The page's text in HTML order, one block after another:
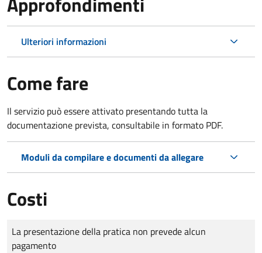
Ulteriori informazioni
Come fare
Il servizio può essere attivato presentando tutta la
documentazione prevista, consultabile in formato PDF.
Moduli da compilare e documenti da allegare
Costi
Tipo di pagamento
Importo
La presentazione della pratica non prevede alcun
pagamento